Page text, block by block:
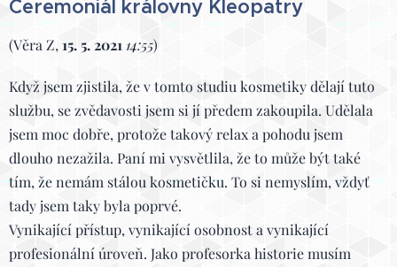
Ceremoniál královny Kleopatry
(Věra Z,15. 5. 2021 14:55)
Když jsem zjistila, že v tomto studiu kosmetiky dělají tuto
službu, se zvědavosti jsem si jí předem zakoupila. Udělala
jsem moc dobře, protože takový relax a pohodu jsem
dlouho nezažila. Paní mi vysvětlila, že to může být také
tím, že nemám stálou kosmetičku. To si nemyslím, vždyť
tady jsem taky byla poprvé.
Vynikající přístup, vynikající osobnost a vynikající
profesionální úroveň. Jako profesorka historie musím